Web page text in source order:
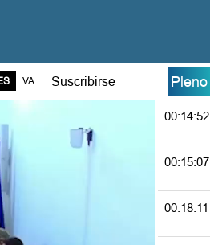
VA Suscribirse Pleno
00:10:26
00:14:52
00:15:07
00:18:11